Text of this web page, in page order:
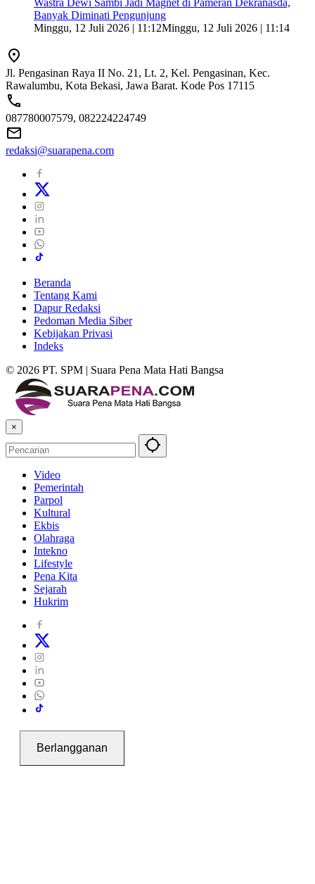
Banyak Diminati Pengunjung
Minggu, 12 Juli 2026 | 11:12Minggu, 12 Juli 2026 | 11:14
Jl. Pengasinan Raya II No. 21, Lt. 2, Kel. Pengasinan, Kec.
Rawalumbu, Kota Bekasi, Jawa Barat. Kode Pos 17115
087780007579, 082224224749
redaksi@suarapena.com
Beranda
Tentang Kami
Dapur Redaksi
Pedoman Media Siber
Kebijakan Privasi
Indeks
© 2026 PT. SPM | Suara Pena Mata Hati Bangsa
×
Video
Pemerintah
Parpol
Kultural
Ekbis
Olahraga
Intekno
Lifestyle
Pena Kita
Sejarah
Hukrim
Berlangganan